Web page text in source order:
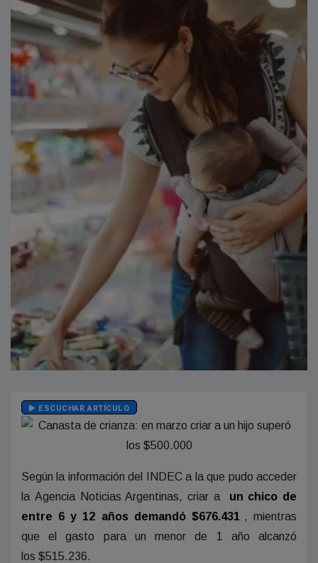
ESCUCHAR ARTÍCULO
Según la información del INDEC a la que pudo acceder
la Agencia Noticias Argentinas, criar a
un chico de
entre 6 y 12 años demandó $676.431 , mientras
que el gasto para un menor de 1 año alcanzó
los $515.236.